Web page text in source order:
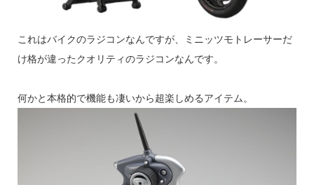
これはバイクのラジコンなんですが、ミニッツモトレーサーだ
け格が違ったクオリティのラジコンなんです。
何かと本格的で機能も凄いから超楽しめるアイテム。